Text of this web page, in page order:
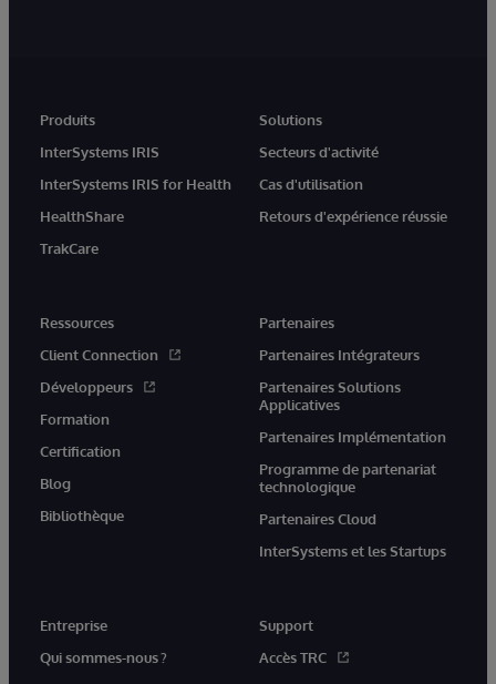
Produits
InterSystems IRIS
InterSystems IRIS for Health
HealthShare
TrakCare
Solutions
Secteurs d'activité
Cas d'utilisation
Retours d'expérience réussie
Ressources
Client Connection
Développeurs
Formation
Certification
Blog
Bibliothèque
Partenaires
Partenaires Intégrateurs
Partenaires Solutions
Applicatives
Partenaires Implémentation
Programme de partenariat
technologique
Partenaires Cloud
InterSystems et les Startups
Entreprise
Qui sommes-nous ?
Support
Accès TRC